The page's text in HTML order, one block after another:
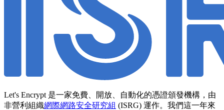
Let's Encrypt 是一家免費、開放、自動化的憑證頒發機構，由
非營利組織網際網路安全研究組 (ISRG) 運作。我們這一年來